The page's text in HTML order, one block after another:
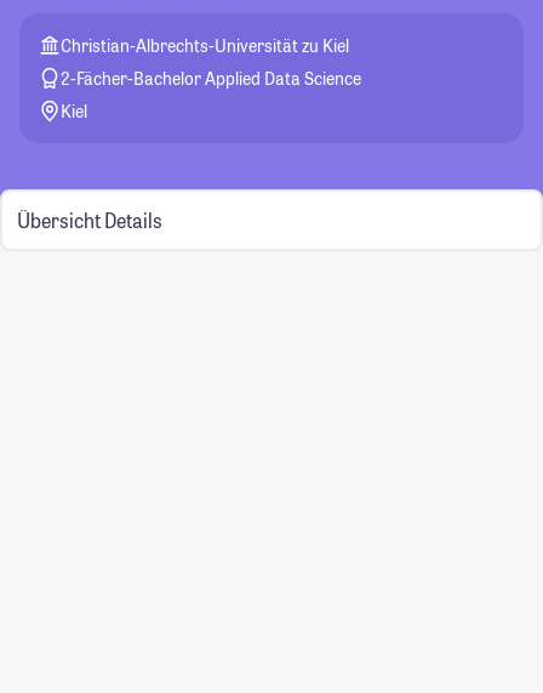
Christian-Albrechts-Universität zu Kiel
2-Fächer-Bachelor Applied Data Science
Kiel
Übersicht Details